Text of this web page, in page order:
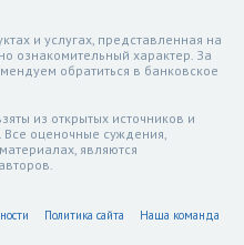
и услугах, представленная на
ознакомительный характер. За
обратиться в банковское
из открытых источников и
оценочные суждения,
являются
Политика сайта Наша команда